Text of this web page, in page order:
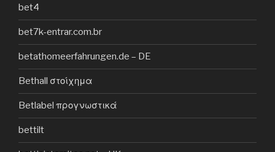
bet4
bet7k-entrar.com.br
betathomeerfahrungen.de – DE
Bethall στοίχημα
Betlabel προγνωστικά
bettilt